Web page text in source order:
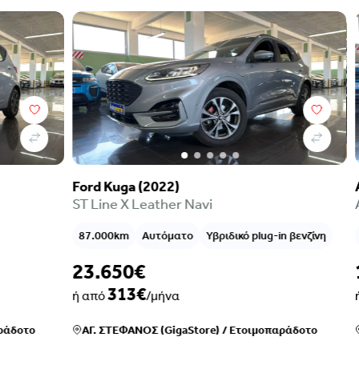
Ford Kuga (2022)
ST Line X Leather Navi
87.000km Αυτόματο Υβριδικό plug-in βενζίνη
23.650€
ή από313€/μήνα
ΑΓ. ΣΤΕΦΑΝΟΣ (GigaStore)/Ετοιμοπαράδοτο
ή